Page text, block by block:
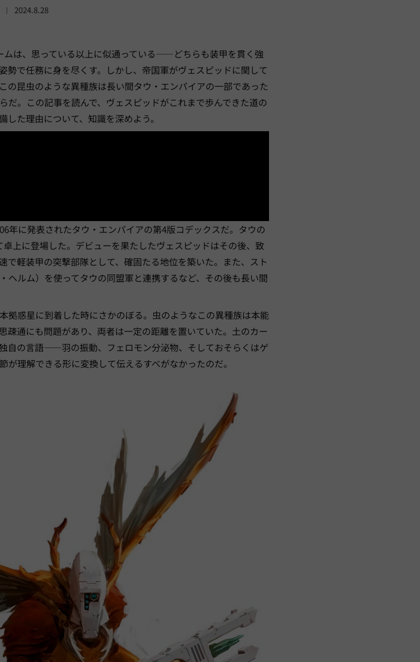
2024.8.28
ムは、思っている以上に似通っている——どちらも装甲を貫く強
で任務に身を尽くす。しかし、帝国軍がヴェスピッドに関して
の昆虫のような異種族は長い間タウ・エンパイアの一部であった
。この記事を読んで、ヴェスピッドがこれまで歩んできた道の
た理由について、知識を深めよう。
年に発表されたタウ・エンパイアの第4版コデックスだ。タウの
上に登場した。デビューを果たしたヴェスピッドはその後、致
軽装甲の突撃部隊として、確固たる地位を築いた。また、スト
ヘルム）を使ってタウの同盟軍と連携するなど、その後も長い間
拠惑星に到着した時にさかのぼる。虫のようなこの異種族は本能
通にも問題があり、両者は一定の距離を置いていた。土のカー
自の言語——羽の振動、フェロモン分泌物、そしておそらくはゲ
理解できる形に変換して伝えるすべがなかったのだ。